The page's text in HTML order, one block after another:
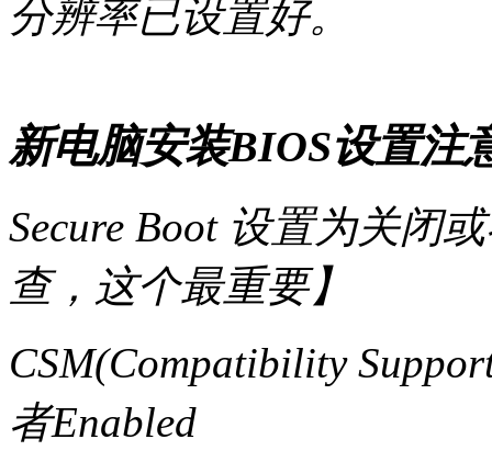
分辨率已设置好。
新电脑安装BIOS设置注
Secure Boot 设置为关闭
查，这个最重要】
CSM(Compatibility
者Enabled